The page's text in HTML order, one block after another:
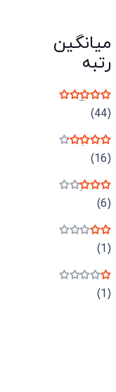
میانگین
رتبه
نمره
(44)
نمره(16)
نمره(6)
نمره(1)
نمره(1)